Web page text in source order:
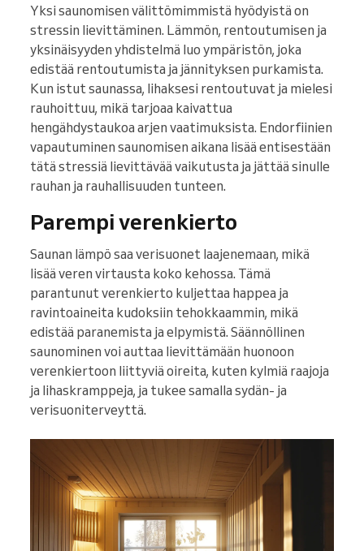
Yksi saunomisen välittömimmistä hyödyistä on
stressin lievittäminen. Lämmön, rentoutumisen ja
yksinäisyyden yhdistelmä luo ympäristön, joka
edistää rentoutumista ja jännityksen purkamista.
Kun istut saunassa, lihaksesi rentoutuvat ja mielesi
rauhoittuu, mikä tarjoaa kaivattua
hengähdystaukoa arjen vaatimuksista. Endorfiinien
vapautuminen saunomisen aikana lisää entisestään
tätä stressiä lievittävää vaikutusta ja jättää sinulle
rauhan ja rauhallisuuden tunteen.
Parempi verenkierto
Saunan lämpö saa verisuonet laajenemaan, mikä
lisää veren virtausta koko kehossa. Tämä
parantunut verenkierto kuljettaa happea ja
ravintoaineita kudoksiin tehokkaammin, mikä
edistää paranemista ja elpymistä. Säännöllinen
saunominen voi auttaa lievittämään huonoon
verenkiertoon liittyviä oireita, kuten kylmiä raajoja
ja lihaskramppeja, ja tukee samalla sydän- ja
verisuoniterveyttä.